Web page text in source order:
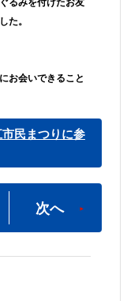
た。
お会いできること
民まつりに参
次へ